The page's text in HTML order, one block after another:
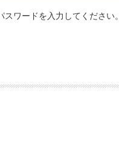
ワードを入力してください。